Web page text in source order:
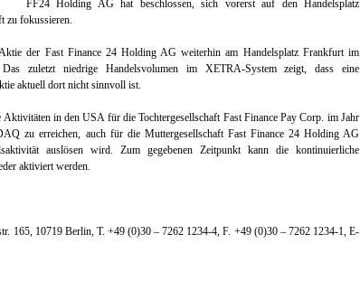
FF24 Holding AG hat beschlossen, sich vorerst auf den Handelsplatz
zu fokussieren.
der Fast Finance 24 Holding AG weiterhin am Handelsplatz Frankfurt im
zuletzt niedrige Handelsvolumen im XETRA-System zeigt, dass eine
aktuell dort nicht sinnvoll ist.
in den USA für die Tochtergesellschaft Fast Finance Pay Corp. im Jahr
zu erreichen, auch für die Muttergesellschaft Fast Finance 24 Holding AG
auslösen wird. Zum gegebenen Zeitpunkt kann die kontinuierliche
aktiviert werden.
165, 10719 Berlin, T. +49 (0)30 – 7262 1234-4, F. +49 (0)30 – 7262 1234-1, E-